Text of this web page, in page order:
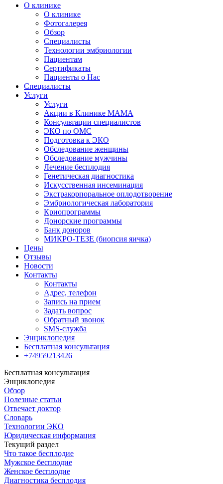
О клинике
О клинике
Фотогалерея
Обзор
Специалисты
Технологии эмбриологии
Пациентам
Сертификаты
Пациенты о Нас
Специалисты
Услуги
Услуги
Акции в Клинике МАМА
Консультации специалистов
ЭКО по ОМС
Подготовка к ЭКО
Обследование женщины
Обследование мужчины
Лечение бесплодия
Генетическая диагностика
Искусственная инсеминация
Экстракорпоральное оплодотворение
Эмбриологическая лаборатория
Криопрограммы
Донорские программы
Банк доноров
МИКРО-ТЕЗЕ (биопсия яичка)
Цены
Отзывы
Новости
Контакты
Контакты
Адрес, телефон
Запись на прием
Задать вопрос
Обратный звонок
SMS-служба
Энциклопедия
Бесплатная консультация
+74959213426
Бесплатная консультация
Энциклопедия
Обзор
Полезные статьи
Отвечает доктор
Словарь
Технологии ЭКО
Юридическая информация
Текущий раздел
Что такое бесплодие
Мужское бесплодие
Женское бесплодие
Диагностика бесплодия